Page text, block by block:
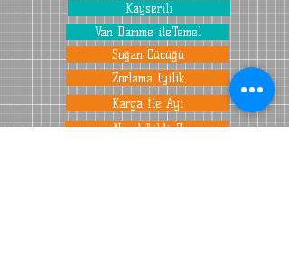
Kayserili
Van Damme ileTemel
Soğan Cücüğü
Zorlama İyilik
Karga İle Ayı
Nasıl Bildin?